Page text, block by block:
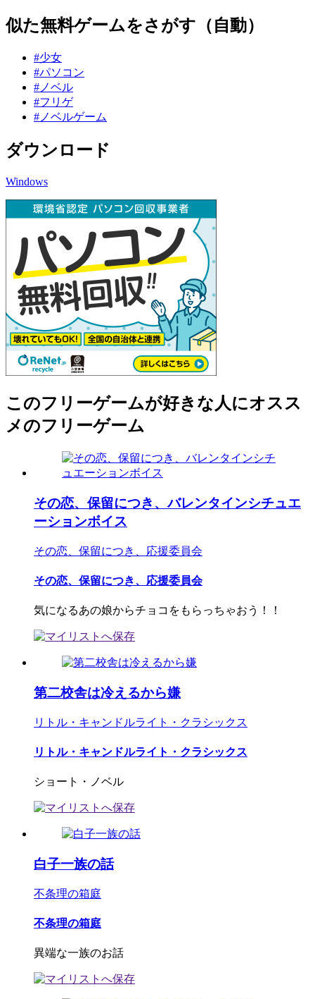
似た無料ゲームをさがす（自動）
#少女
#パソコン
#ノベル
#フリゲ
#ノベルゲーム
ダウンロード
Windows
このフリーゲームが好きな人にオスス
メのフリーゲーム
その恋、保留につき、バレンタインシチュエ
ーションボイス
その恋、保留につき、応援委員会
その恋、保留につき、応援委員会
気になるあの娘からチョコをもらっちゃおう！！
第二校舎は冷えるから嫌
リトル・キャンドルライト・クラシックス
リトル・キャンドルライト・クラシックス
ショート・ノベル
白子一族の話
不条理の箱庭
不条理の箱庭
異端な一族のお話